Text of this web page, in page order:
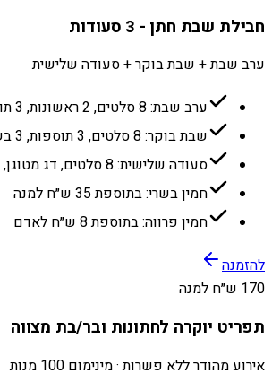
חבילת שבת חתן - 3 סעודות
ערב שבת + שבת בוקר + סעודה שלישית
ערב שבת: 8 סלטים, 2 ראשונות, 3 תוספות, 3 בשרים
שבת בוקר: 8 סלטים, 3 תוספות, 3 בשרים
סעודה שלישית: 8 סלטים, דג מטוגן, פשטידת השף
חמין בשרי: בתוספת 35 ש״ח למנה
חמין פרווה: בתוספת 8 ש״ח לאדם
להזמנה
170 ש״ח למנה
תפריט יוקרה לחתונות ובר/בת מצווה
אירוע מהודר ללא פשרות · מינימום 100 מנות